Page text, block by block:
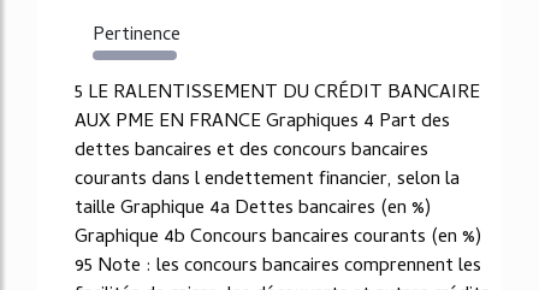
Pertinence
1389%
5 LE RALENTISSEMENT DU CRÉDIT BANCAIRE
AUX PME EN FRANCE Graphiques 4 Part des
dettes bancaires et des concours bancaires
courants dans l endettement financier, selon la
taille Graphique 4a Dettes bancaires (en %)
Graphique 4b Concours bancaires courants (en %)
95 Note : les concours bancaires comprennent les